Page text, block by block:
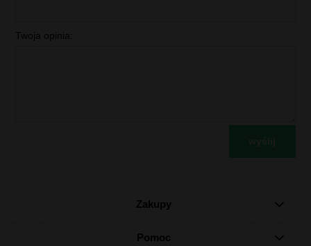
Twoja opinia:
Zakupy
Pomoc